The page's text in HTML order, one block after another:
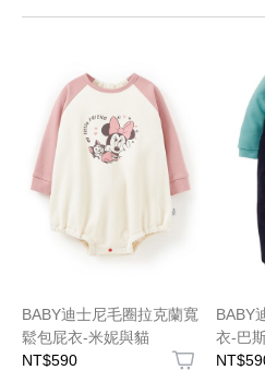
BABY迪士尼毛圈拉克蘭寬
鬆包屁衣-米妮與貓
NT$590
BABY
衣-巴